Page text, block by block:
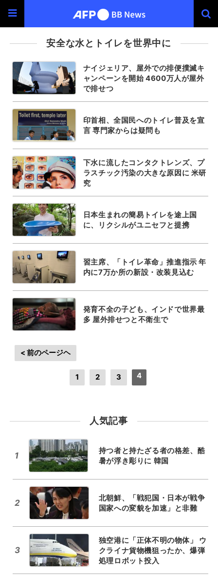
安全な水とトイレを世界中に
ナイジェリア、屋外での排便撲滅キ
ャンペーンを開始 4600万人が屋外
で排せつ
印首相、全国民へのトイレ普及を宣
言 専門家からは疑問も
下水に流したコンタクトレンズ、プ
ラスチック汚染の大きな原因に 米研
究
日本生まれの簡易トイレを途上国
に、リクシルがユニセフと提携
習主席、「トイレ革命」推進指示 年
内に7万か所の新設・改装見込む
発育不全の子ども、インドで世界最
多 屋外排せつと不衛生で
< 前のページヘ
1 2 3 4
人気記事
1
持つ者と持たざる者の格差、酷
暑が浮き彫りに 韓国
2
北朝鮮、「戦犯国・日本が戦争
国家への変貌を加速」と非難
3
独空港に「正体不明の物体」 ウ
クライナ貨物機狙ったか、爆弾
処理ロボット投入